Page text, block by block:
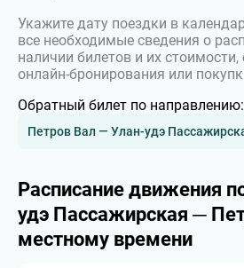
Укажите дату поездки в
все необходимые сведения о
наличии билетов и их
онлайн-бронирования или
Обратный билет по направлению:
Петров Вал — Улан-удэ
Расписание движения
удэ Пассажирская ─
местному времени